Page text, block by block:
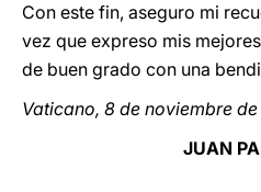
Con este fin, aseguro mi
vez que expreso mis
de buen grado con una
Vaticano, 8 de noviembre
JUAN